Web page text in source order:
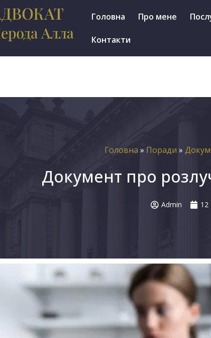
Мінеральна 7е, оф. 1002
+38 (097)-587-46-79
17.30
Головна Про мене
Контакти
Головна » Поради »
Документ про
Admin 12